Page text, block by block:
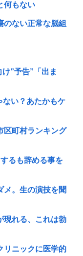
何もない
のない正常な脳組
”予告”「出ま
ない？あたかもケ
区町村ランキング
るも辞める事を
メ。生の演技を聞
現れる、これは勃
リニックに医学的